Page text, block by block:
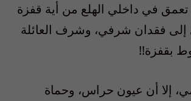
تعمق في داخلي الهلع من أية قفزة
إلى فقدان شرفي، وشرف العائلة
بقفزة!!
إلا أن عيون حراس، وحماة